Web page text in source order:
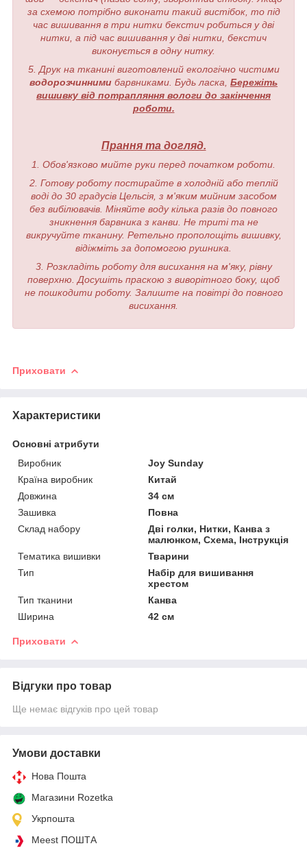
за схемою потрібно виконати такий вистібок, то під
час вишивання в три нитки бекстич робиться у дві
нитки, а під час вишивання у дві нитки, бекстич
виконується в одну нитку.
5. Друк на тканині виготовлений екологічно чистими
водорозчинними барвниками. Будь ласка, Бережіть
вишивку від потрапляння вологи до закінчення
роботи.
Прання та догляд.
1. Обов'язково мийте руки перед початком роботи.
2. Готову роботу постирайте в холодній або теплій
воді до 30 градусів Цельсія, з м'яким мийним засобом
без вибілювачів. Міняйте воду кілька разів до повного
зникнення барвника з канви. Не триті та не
викручуйте тканину. Ретельно прополощіть вишивку,
відіжміть за допомогою рушника.
3. Розкладіть роботу для висихання на м'яку, рівну
поверхню. Досушіть праскою з виворітного боку, щоб
не пошкодити роботу. Залиште на повітрі до повного
висихання.
Приховати
Характеристики
Основні атрибути
Виробник
Joy Sunday
Країна виробник
Китай
Довжина
34 см
Зашивка
Повна
Склад набору
Дві голки, Нитки, Канва з
малюнком, Схема, Інструкція
Тематика вишивки
Тварини
Тип
Набір для вишивання
хрестом
Тип тканини
Канва
Ширина
42 см
Приховати
Відгуки про товар
Ще немає відгуків про цей товар
Умови доставки
Нова Пошта
Магазини Rozetka
Укрпошта
Meest ПОШТА